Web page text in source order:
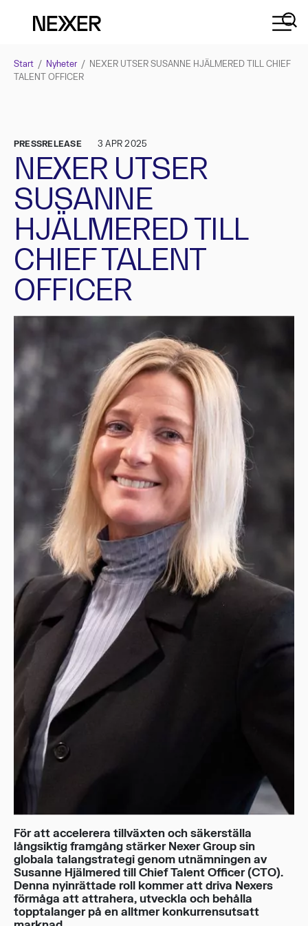
Start / Nyheter / NEXER UTSER SUSANNE HJÄLMERED TILL CHIEF
TALENT OFFICER
PRESSRELEASE 3 APR 2025
NEXER UTSER
SUSANNE
HJÄLMERED TILL
CHIEF TALENT
OFFICER
För att accelerera tillväxten och säkerställa
långsiktig framgång stärker Nexer Group sin
globala talangstrategi genom utnämningen av
Susanne Hjälmered till Chief Talent Officer (CTO).
Denna nyinrättade roll kommer att driva Nexers
förmåga att attrahera, utveckla och behålla
topptalanger på en alltmer konkurrensutsatt